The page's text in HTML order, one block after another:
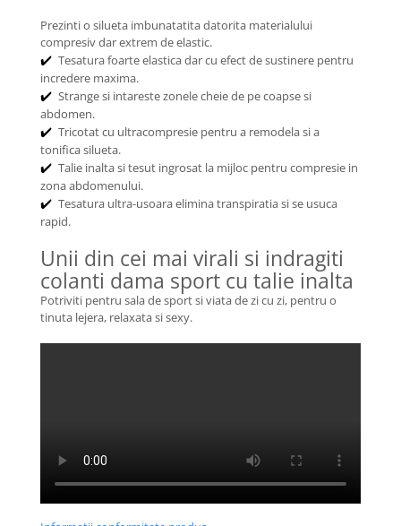
Prezinti o silueta imbunatatita datorita materialului
compresiv dar extrem de elastic.
✔️ Tesatura foarte elastica dar cu efect de sustinere pentru
incredere maxima.
✔️ Strange si intareste zonele cheie de pe coapse si
abdomen.
✔️ Tricotat cu ultracompresie pentru a remodela si a
tonifica silueta.
✔️ Talie inalta si tesut ingrosat la mijloc pentru compresie in
zona abdomenului.
✔️ Tesatura ultra-usoara elimina transpiratia si se usuca
rapid.
Unii din cei mai virali si indragiti
colanti dama sport cu talie inalta
Potriviti pentru sala de sport si viata de zi cu zi, pentru o
tinuta lejera, relaxata si sexy.